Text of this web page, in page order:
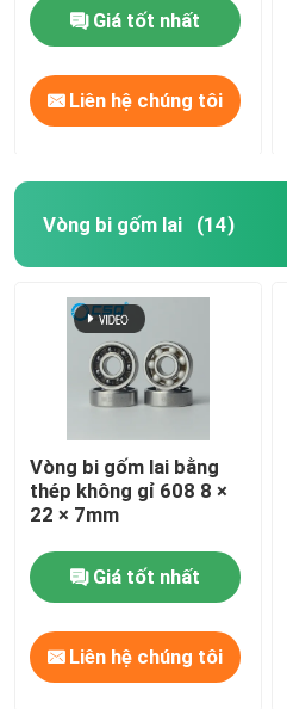
Giá tốt nhất
Liên hệ chúng tôi
Vòng bi gốm lai (14)
Vòng bi gốm lai bằng
thép không gỉ 608 8 ×
22 × 7mm
Giá tốt nhất
Liên hệ chúng tôi